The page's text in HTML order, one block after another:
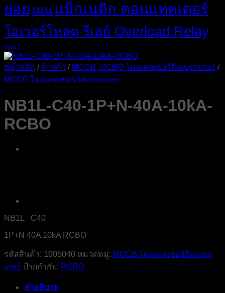
ย่อย เมน แม็กเนติก คอนแทคเตอร์
โอเวอร์โหลด รีเลย์ Overload Relay
ไขควง
หน้าหลัก / ร้านค้า / MCCB, RCBO โมลเคสเซอร์กิตเบรกเกอร์ /
MCCB โมลเคสเซอร์กิตเบรกเกอร์
NB1L-C40-1P+N-40A-10kA-
RCBO
NB1L C40
1P+N 40A 10kA RCBO
รหัสสินค้า: 1005040 หมวดหมู่: MCCB โมลเคสเซอร์กิตเบรก
เกอร์ ป้ายกำกับ: RCBO
คำอธิบาย